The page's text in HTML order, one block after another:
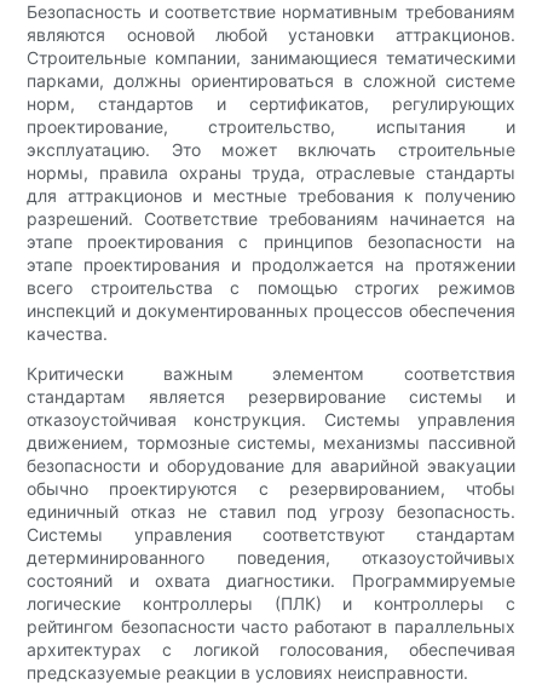
Безопасность и соответствие нормативным требованиям
являются основой любой установки аттракционов.
Строительные компании, занимающиеся тематическими
парками, должны ориентироваться в сложной системе
норм, стандартов и сертификатов, регулирующих
проектирование, строительство, испытания и
эксплуатацию. Это может включать строительные
нормы, правила охраны труда, отраслевые стандарты
для аттракционов и местные требования к получению
разрешений. Соответствие требованиям начинается на
этапе проектирования с принципов безопасности на
этапе проектирования и продолжается на протяжении
всего строительства с помощью строгих режимов
инспекций и документированных процессов обеспечения
качества.
Критически важным элементом соответствия
стандартам является резервирование системы и
отказоустойчивая конструкция. Системы управления
движением, тормозные системы, механизмы пассивной
безопасности и оборудование для аварийной эвакуации
обычно проектируются с резервированием, чтобы
единичный отказ не ставил под угрозу безопасность.
Системы управления соответствуют стандартам
детерминированного поведения, отказоустойчивых
состояний и охвата диагностики. Программируемые
логические контроллеры (ПЛК) и контроллеры с
рейтингом безопасности часто работают в параллельных
архитектурах с логикой голосования, обеспечивая
предсказуемые реакции в условиях неисправности.